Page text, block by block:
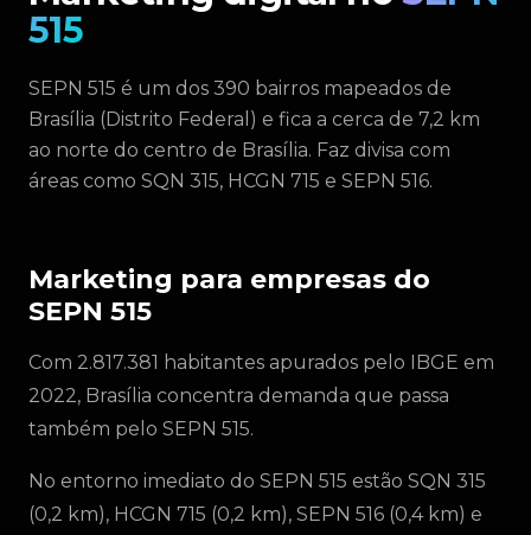
515
SEPN 515 é um dos 390 bairros mapeados de
Brasília (Distrito Federal) e fica a cerca de 7,2 km
ao norte do centro de Brasília. Faz divisa com
áreas como SQN 315, HCGN 715 e SEPN 516.
Marketing para empresas do
SEPN 515
Com 2.817.381 habitantes apurados pelo IBGE em
2022, Brasília concentra demanda que passa
também pelo SEPN 515.
No entorno imediato do SEPN 515 estão SQN 315
(0,2 km), HCGN 715 (0,2 km), SEPN 516 (0,4 km) e